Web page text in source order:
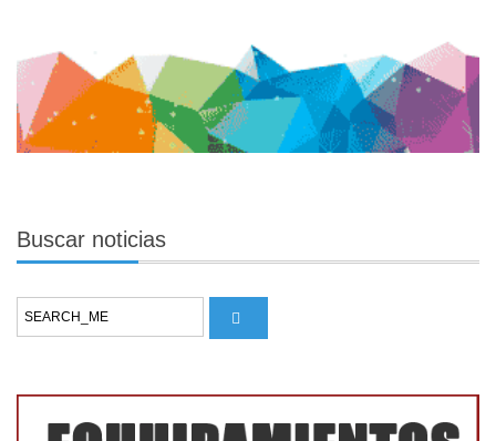
Buscar noticias